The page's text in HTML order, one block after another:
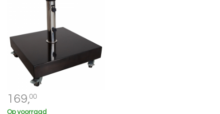
169,00
Op voorraad